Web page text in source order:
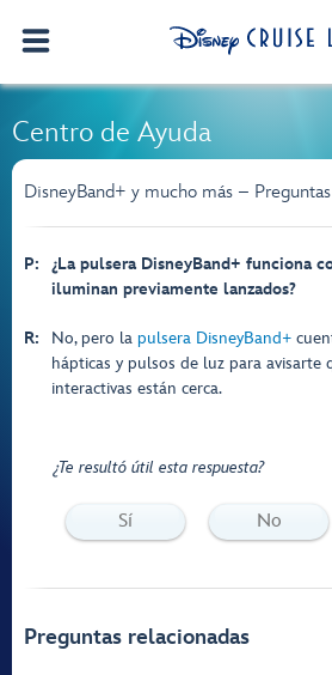
Centro de Ayuda
DisneyBand+ y mucho más –
P:
¿La pulsera DisneyBand+ funciona
iluminan previamente lanzados?
R: No, pero la pulsera DisneyBand+
hápticas y pulsos de luz para avisarte
interactivas están cerca.
¿Te resultó útil esta respuesta?
Sí No
Preguntas relacionadas